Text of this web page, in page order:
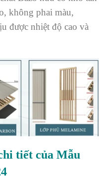
không phai màu,
được nhiệt độ cao và
tiết của Mẫu